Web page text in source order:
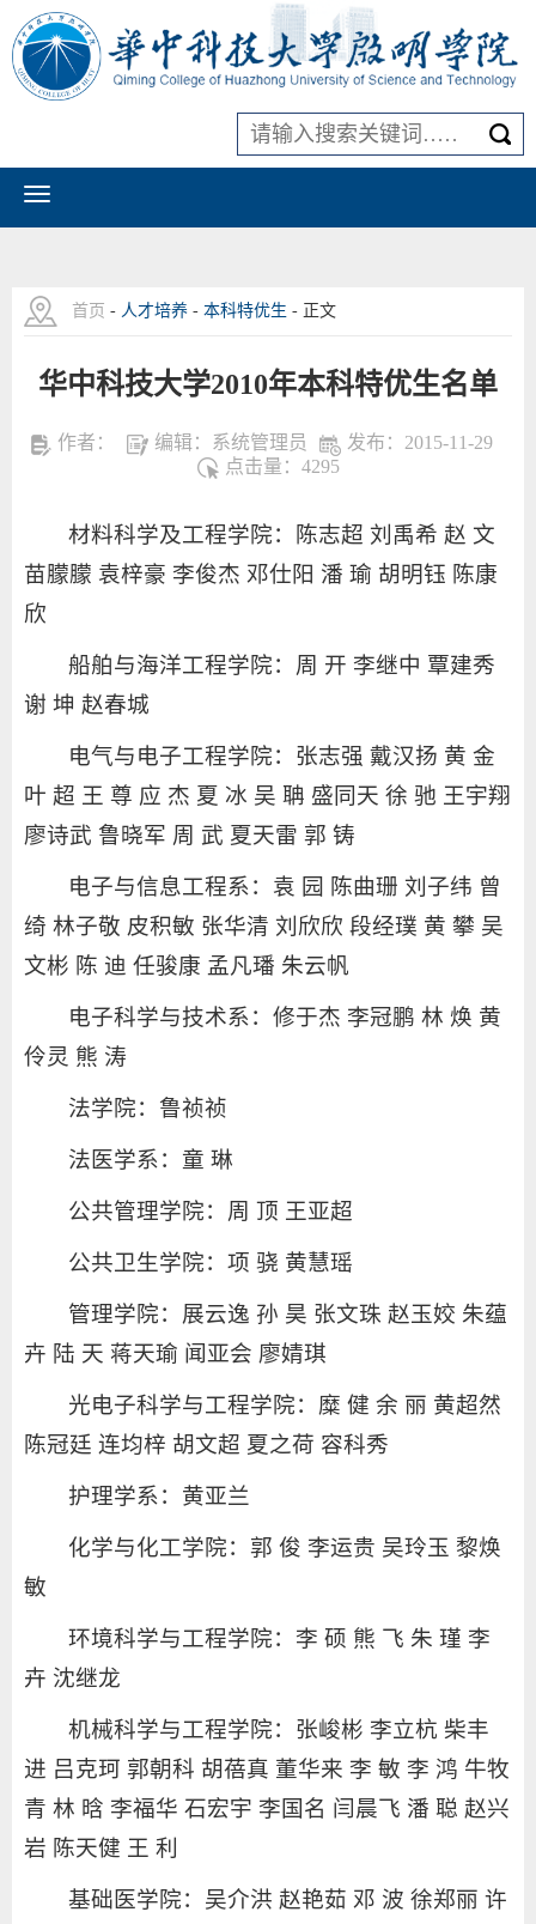
首页 - 人才培养 - 本科特优生 - 正文
华中科技大学2010年本科特优生名单
作者： 编辑：系统管理员
发布：2015-11-29
点击量： 4295
材料科学及工程学院：陈志超 刘禹希 赵 文
苗朦朦 袁梓豪 李俊杰 邓仕阳 潘 瑜 胡明钰 陈康
欣
船舶与海洋工程学院：周 开 李继中 覃建秀
谢 坤 赵春城
电气与电子工程学院：张志强 戴汉扬 黄 金
叶 超 王 尊 应 杰 夏 冰 吴 聃 盛同天 徐 驰 王宇翔
廖诗武 鲁晓军 周 武 夏天雷 郭 铸
电子与信息工程系：袁 园 陈曲珊 刘子纬 曾
绮 林子敬 皮积敏 张华清 刘欣欣 段经璞 黄 攀 吴
文彬 陈 迪 任骏康 孟凡璠 朱云帆
电子科学与技术系：修于杰 李冠鹏 林 焕 黄
伶灵 熊 涛
法学院：鲁祯祯
法医学系：童 琳
公共管理学院：周 顶 王亚超
公共卫生学院：项 骁 黄慧瑶
管理学院：展云逸 孙 昊 张文珠 赵玉姣 朱蕴
卉 陆 天 蒋天瑜 闻亚会 廖婧琪
光电子科学与工程学院：糜 健 余 丽 黄超然
陈冠廷 连均梓 胡文超 夏之荷 容科秀
护理学系：黄亚兰
化学与化工学院：郭 俊 李运贵 吴玲玉 黎焕
敏
环境科学与工程学院：李 硕 熊 飞 朱 瑾 李
卉 沈继龙
机械科学与工程学院：张峻彬 李立杭 柴丰
进 吕克珂 郭朝科 胡蓓真 董华来 李 敏 李 鸿 牛牧
青 林 晗 李福华 石宏宇 李国名 闫晨飞 潘 聪 赵兴
岩 陈天健 王 利
基础医学院：吴介洪 赵艳茹 邓 波 徐郑丽 许